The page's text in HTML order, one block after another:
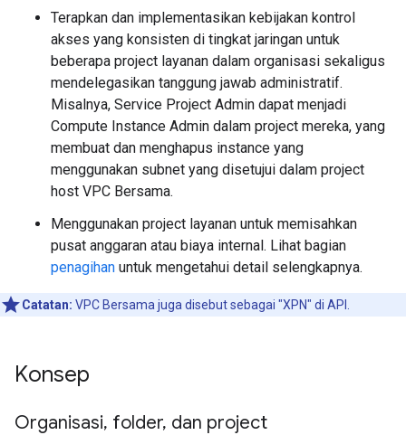
Terapkan dan implementasikan kebijakan kontrol
akses yang konsisten di tingkat jaringan untuk
beberapa project layanan dalam organisasi sekaligus
mendelegasikan tanggung jawab administratif.
Misalnya, Service Project Admin dapat menjadi
Compute Instance Admin dalam project mereka, yang
membuat dan menghapus instance yang
menggunakan subnet yang disetujui dalam project
host VPC Bersama.
Menggunakan project layanan untuk memisahkan
pusat anggaran atau biaya internal. Lihat bagian
penagihan untuk mengetahui detail selengkapnya.
Catatan: VPC Bersama juga disebut sebagai "XPN" di API.
Konsep
Organisasi, folder, dan project